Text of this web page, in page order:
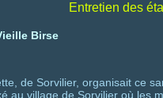
Entretien des
Birse
de Sorvilier, organisait ce
au village de Sorvilier où les